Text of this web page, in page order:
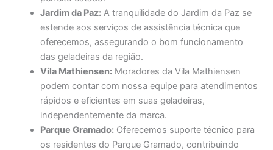
Jardim da Paz: A tranquilidade do Jardim da Paz se
estende aos serviços de assistência técnica que
oferecemos, assegurando o bom funcionamento
das geladeiras da região.
Vila Mathiensen: Moradores da Vila Mathiensen
podem contar com nossa equipe para atendimentos
rápidos e eficientes em suas geladeiras,
independentemente da marca.
Parque Gramado: Oferecemos suporte técnico para
os residentes do Parque Gramado, contribuindo